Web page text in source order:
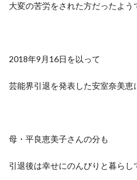
大変の苦労をされた方だったよう
2018年9月16日を以って
芸能界引退を発表した安室奈美恵
母・平良恵美子さんの分も
引退後は幸せにのんびりと暮らし